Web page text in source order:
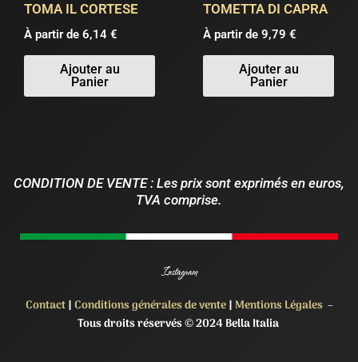
TOMA IL CORTESE
À partir de 6,14€
Ajouter au
Panier
la
TOMETTA DI CAPRA
À partir de 9,79€
Ajouter au
Panier
la
CONDITION DE VENTE : Les prix sont exprimés en euros,
TVA comprise.
Instagram
Contact|Conditions générales de vente| Mentions Légales–
Tous droits réservés © 2024 Bella Italia